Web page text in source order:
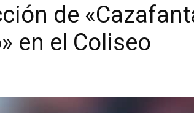
de
en el Coliseo